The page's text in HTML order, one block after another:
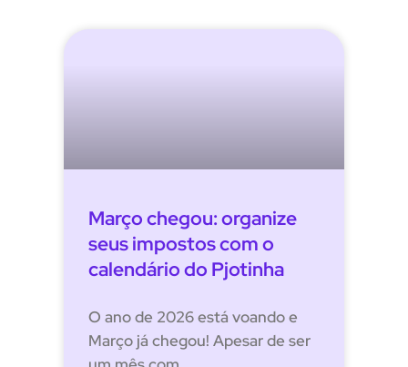
Março chegou: organize
seus impostos com o
calendário do Pjotinha
O ano de 2026 está voando e
Março já chegou! Apesar de ser